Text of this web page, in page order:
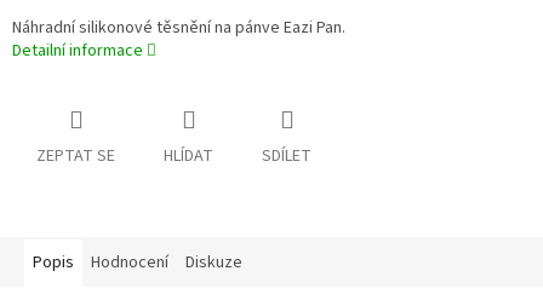
Náhradní silikonové těsnění na pánve Eazi Pan.
Detailní informace
ZEPTAT SE HLÍDAT SDÍLET
Popis Hodnocení Diskuze